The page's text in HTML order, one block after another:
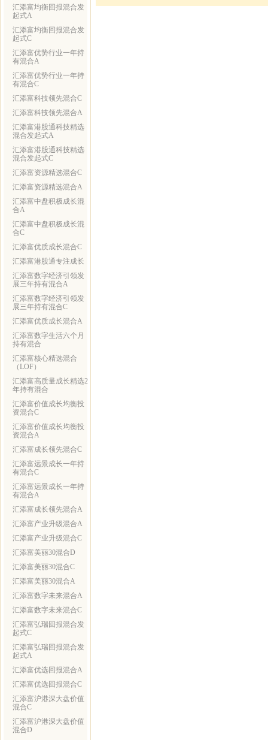
汇添富均衡回报混合发
起式A
汇添富均衡回报混合发
起式C
汇添富优势行业一年持
有混合A
汇添富优势行业一年持
有混合C
汇添富科技领先混合C
汇添富科技领先混合A
汇添富港股通科技精选
混合发起式A
汇添富港股通科技精选
混合发起式C
汇添富资源精选混合C
汇添富资源精选混合A
汇添富中盘积极成长混
合A
汇添富中盘积极成长混
合C
汇添富优质成长混合C
汇添富港股通专注成长
汇添富数字经济引领发
展三年持有混合A
汇添富数字经济引领发
展三年持有混合C
汇添富优质成长混合A
汇添富数字生活六个月
持有混合
汇添富核心精选混合
（LOF）
汇添富高质量成长精选2
年持有混合
汇添富价值成长均衡投
资混合C
汇添富价值成长均衡投
资混合A
汇添富成长领先混合C
汇添富远景成长一年持
有混合C
汇添富远景成长一年持
有混合A
汇添富成长领先混合A
汇添富产业升级混合A
汇添富产业升级混合C
汇添富美丽30混合D
汇添富美丽30混合C
汇添富美丽30混合A
汇添富数字未来混合A
汇添富数字未来混合C
汇添富弘瑞回报混合发
起式C
汇添富弘瑞回报混合发
起式A
汇添富优选回报混合A
汇添富优选回报混合C
汇添富沪港深大盘价值
混合C
汇添富沪港深大盘价值
混合D